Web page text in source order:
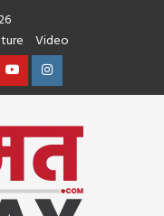
Video
YoutubeInstagram